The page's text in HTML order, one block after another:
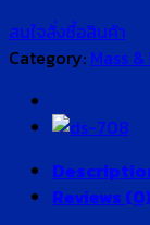
สนใจสั่งซื้อสินค้า
Category: Mass
Reviews (0)